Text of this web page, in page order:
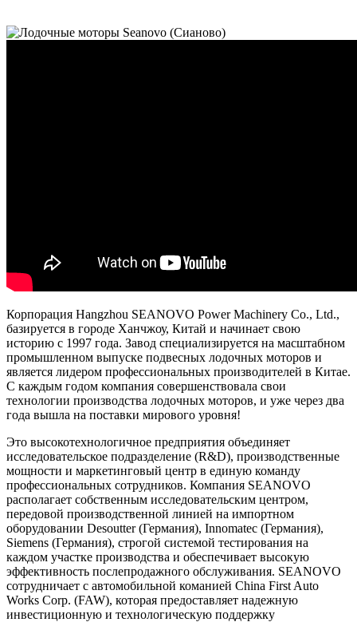
Корпорация Hangzhou SEANOVO Power Machinery Co., Ltd.,
базируется в городе Ханчжоу, Китай и начинает свою
историю с 1997 года. Завод специализируется на масштабном
промышленном выпуске подвесных лодочных моторов и
является лидером профессиональных производителей в Китае.
С каждым годом компания совершенствовала свои
технологии производства лодочных моторов, и уже через два
года вышла на поставки мирового уровня!
Это высокотехнологичное предприятия объединяет
исследовательское подразделение (R&D), производственные
мощности и маркетинговый центр в единую команду
профессиональных сотрудников. Компания SEANOVO
располагает собственным исследовательским центром,
передовой производственной линией на импортном
оборудовании Desoutter (Германия), Innomatec (Германия),
Siemens (Германия), строгой системой тестирования на
каждом участке производства и обеспечивает высокую
эффективность послепродажного обслуживания. SEANOVO
сотрудничает с автомобильной команией China First Auto
Works Corp. (FAW), которая предоставляет надежную
инвестиционную и технологическую поддержку